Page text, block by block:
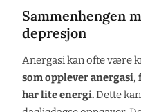
Sammenhengen
depresjon
Anergasi kan ofte være
som opplever anergasi,
har lite energi.Dette